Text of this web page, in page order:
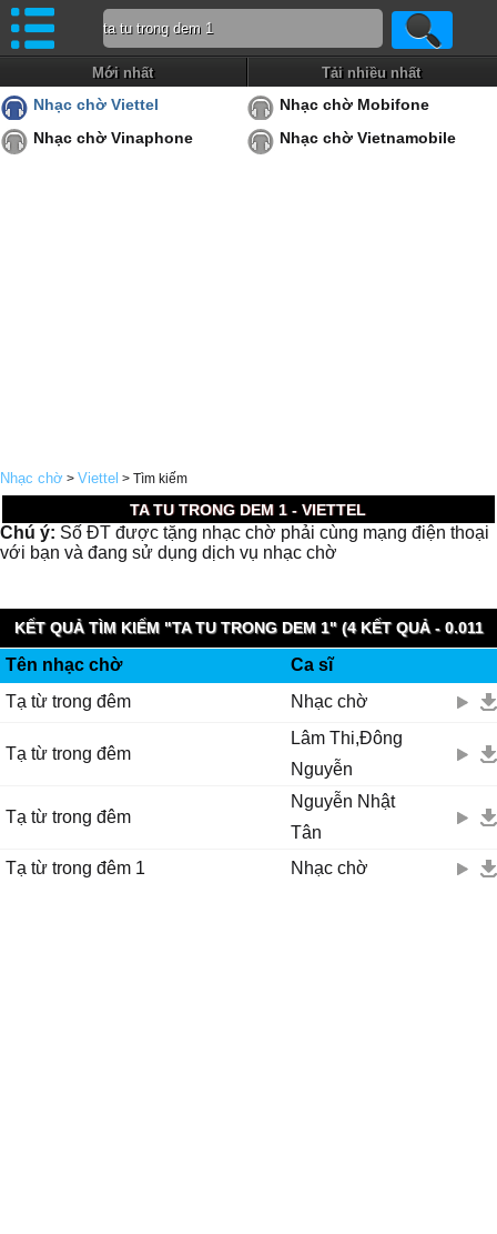
Mới nhất Tải nhiều nhất
Nhạc chờ Viettel
Nhạc chờ Mobifone
Nhạc chờ Vinaphone
Nhạc chờ Vietnamobile
Nhạc chờ > Viettel > Tìm kiếm
TA TU TRONG DEM 1 - VIETTEL
Chú ý: Số ĐT được tặng nhạc chờ phải cùng mạng điện thoại
với bạn và đang sử dụng dịch vụ nhạc chờ
KẾT QUẢ TÌM KIẾM "TA TU TRONG DEM 1" (4 KẾT QUẢ - 0.011
Tên nhạc chờ
Ca sĩ
Tạ từ trong đêm
Nhạc chờ
Tạ từ trong đêm
Lâm Thi,Đông
Nguyễn
Tạ từ trong đêm
Nguyễn Nhật
Tân
Tạ từ trong đêm 1
Nhạc chờ